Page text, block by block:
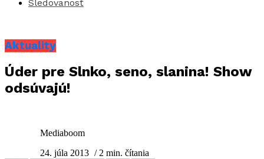
Sledovanosť
Aktuality
Úder pre Slnko, seno, slanina! Show
odsúvajú!
Mediaboom
24. júla 2013 / 2 min. čítania